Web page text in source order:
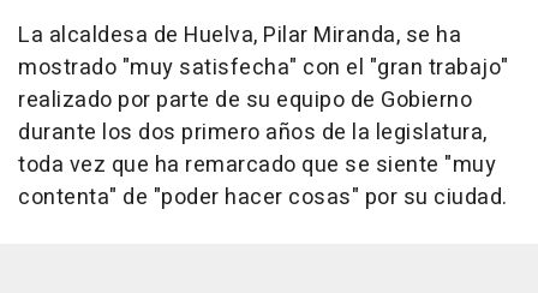
La alcaldesa de Huelva, Pilar Miranda, se ha
mostrado "muy satisfecha" con el "gran trabajo"
realizado por parte de su equipo de Gobierno
durante los dos primero años de la legislatura,
toda vez que ha remarcado que se siente "muy
contenta" de "poder hacer cosas" por su ciudad.